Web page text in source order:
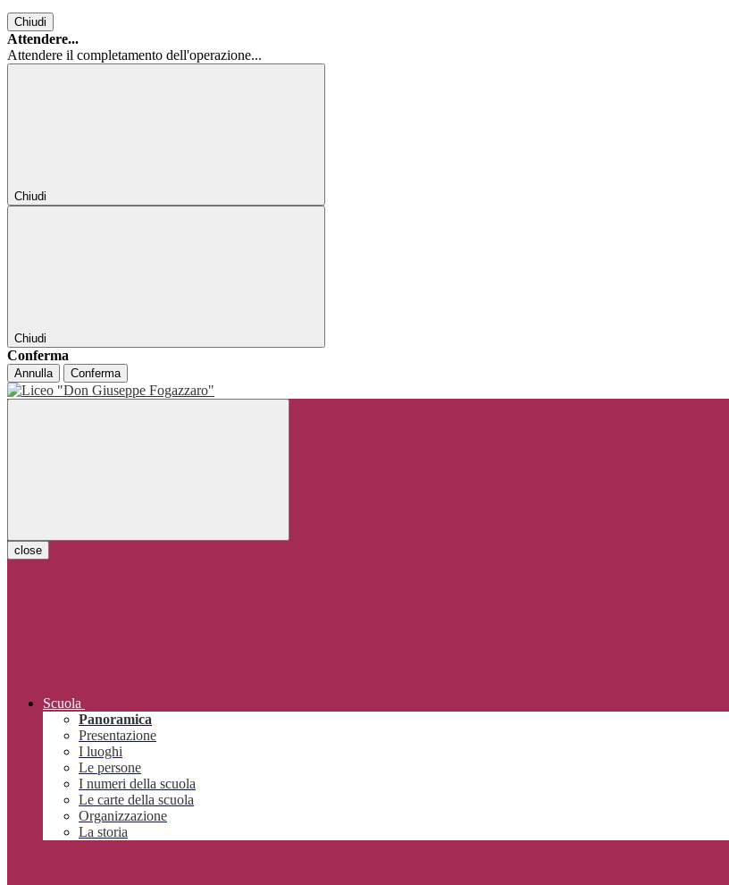
Chiudi
Attendere...
Attendere il completamento dell'operazione...
Chiudi
Chiudi
Conferma
Annulla Conferma
close
Scuola
Panoramica
Presentazione
I luoghi
Le persone
I numeri della scuola
Le carte della scuola
Organizzazione
La storia